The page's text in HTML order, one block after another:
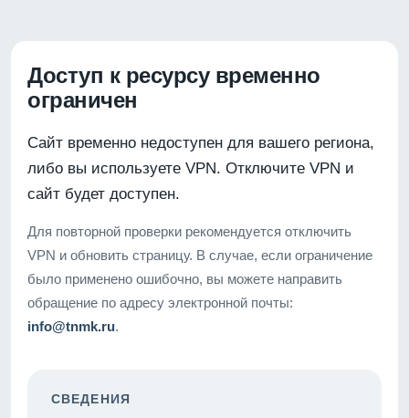
Доступ к ресурсу временно
ограничен
Сайт временно недоступен для вашего региона,
либо вы используете VPN. Отключите VPN и
сайт будет доступен.
Для повторной проверки рекомендуется отключить
VPN и обновить страницу. В случае, если ограничение
было применено ошибочно, вы можете направить
обращение по адресу электронной почты:
info@tnmk.ru.
СВЕДЕНИЯ